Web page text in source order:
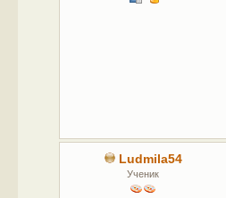
Ludmila54
Ученик